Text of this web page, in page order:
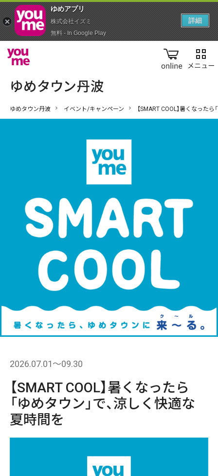
online
ゆめタウン丹波 イベント/キャンペーン 【SMART COOL】暑くなった
2026.07.01〜09.30
【SMART COOL】暑くなったら
「ゆめタウン」で、涼しく快適な
夏時間を
ゆめアプ‪リ‬
株式会社イズミ
無料 - In Google Play
詳細